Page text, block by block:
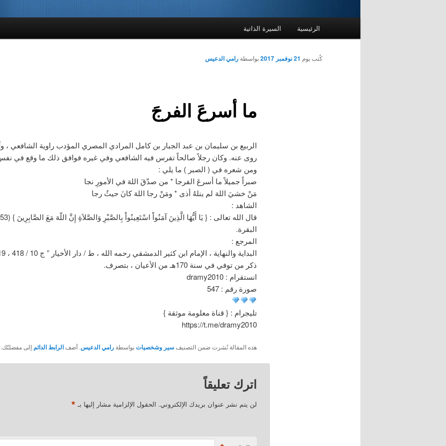
الرئيسية السيرة الذاتية
ما أسرعَ الفرجَ
كُتب يوم 21 نوفمبر 2017 بواسطة رامي الدعيس
الربيع بن سليمان بن عبد الجبار بن كامل المرادي المصري المؤدب راوية الشافعي ،
روى عنه. وكان رجلاً صالحاً تفرس فيه الشافعي وفي غيره فوافق ذلك ما وقع في نفس
ومن شعره في ( الصبر ) ما يلي :
صبراً جميلاً ما أسرعَ الفرجا * من صدّقَ اللهَ في الأمورِ نجا
مَنْ خشيَ اللهَ لم ينلهُ أذى * ومَنْ رجا اللهَ كانَ حيثُ رجا
الشاهد :
البقرة.
المرجع :
ذكر من توفي في سنة 170هـ من الأعيان ، بتصرف.
انستقرام : dramy2010
صورة رقم : 547
تليجرام : { قناة معلومة موثقة }
https://t.me/dramy2010
هذه المقالة نُشرت ضمن التصنيفسير وشخصياتبواسطة رامي الدعيس. أضفالرابط الدائم إلى مفضلتّك.
اترك تعليقاً
لن يتم نشر عنوان بريدك الإلكتروني. الحقول الإلزامية مشار إليها بـ *